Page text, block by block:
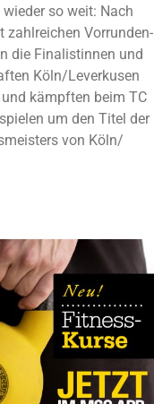
so weit: Nach
zahlreichen Vorrunden-
die Finalistinnen und
Köln/Leverkusen
kämpften beim TC
um den Titel der
von Köln/